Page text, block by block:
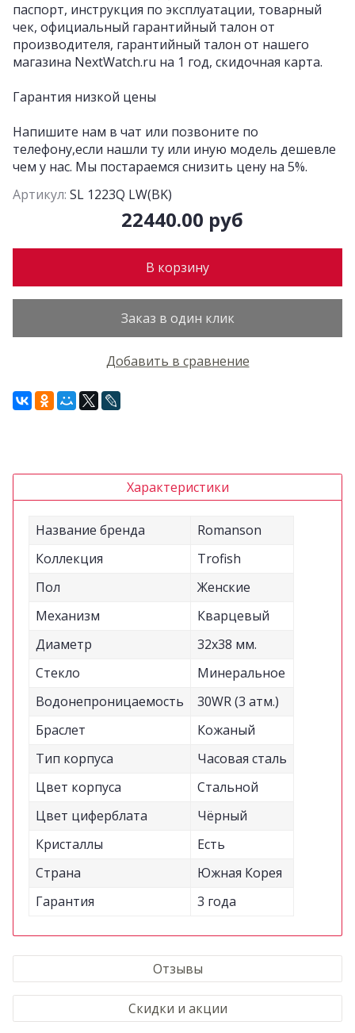
паспорт, инструкция по эксплуатации, товарный
чек, официальный гарантийный талон от
производителя, гарантийный талон от нашего
магазина NextWatch.ru на 1 год, скидочная карта.
Гарантия низкой цены
Напишите нам в чат или позвоните по
телефону,если нашли ту или иную модель дешевле
чем у нас. Мы постараемся снизить цену на 5%.
Артикул: SL 1223Q LW(BK)
22440.00 руб
В корзину
Заказ в один клик
Добавить в сравнение
Характеристики
Название бренда
Romanson
Коллекция
Trofish
Пол
Женские
Механизм
Кварцевый
Диаметр
32x38 мм.
Стекло
Минеральное
Водонепроницаемость
30WR (3 атм.)
Браслет
Кожаный
Тип корпуса
Часовая сталь
Цвет корпуса
Стальной
Цвет циферблата
Чёрный
Кристаллы
Есть
Страна
Южная Корея
Гарантия
3 года
Отзывы
Скидки и акции